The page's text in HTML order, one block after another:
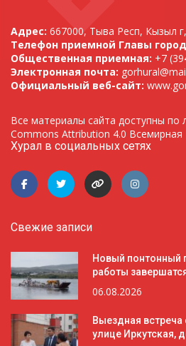
Адрес: 667000, Тыва Респ, Кызыл
Телефон приемной Главы
Общественная приемная: +7
Электронная почта:
Официальный веб-сайт:
Все материалы сайта доступны по
Commons Attribution 4.0 Всемирная
Хурал в социальных сетях
Свежие записи
Новый понтонный
работы
06.08.2026
Выездная
улице Иркутская,